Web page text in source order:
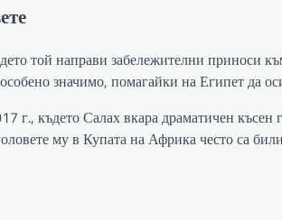
той направи забележителни приноси
значимо, помагайки на Египет да
където Салах вкара драматичен късен
му в Купата на Африка често са